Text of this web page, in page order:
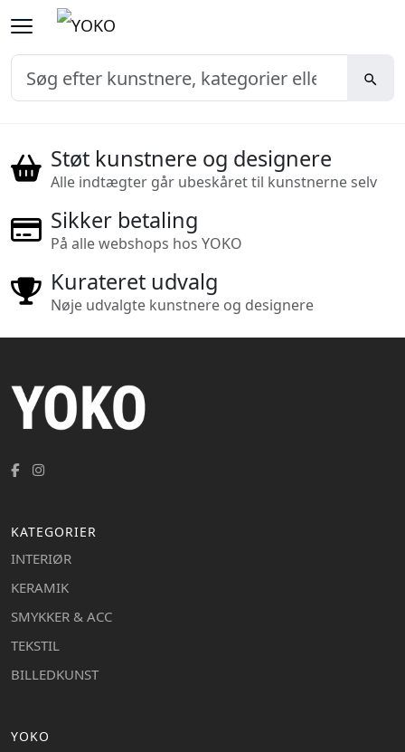
Støt kunstnere og designere
Alle indtægter går ubeskåret til kunstnerne selv
Sikker betaling
På alle webshops hos YOKO
Kurateret udvalg
Nøje udvalgte kunstnere og designere
KATEGORIER
INTERIØR
KERAMIK
SMYKKER & ACC
TEKSTIL
BILLEDKUNST
YOKO